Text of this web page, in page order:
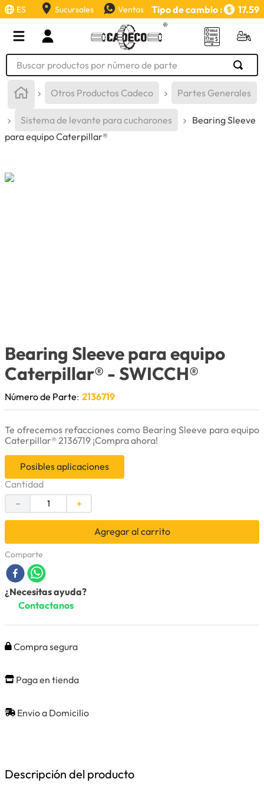
ES Sucursales Ventas Tipo de cambio : 17.59
Buscar productos por número de parte
Otros Productos Cadeco Partes Generales
Sistema de levante para cucharones
Bearing Sleeve
para equipo Caterpillar®
Bearing Sleeve para equipo
Caterpillar® - SWICCH®
Número de Parte: 2136719
Te ofrecemos refacciones como Bearing Sleeve para equipo
Caterpillar® 2136719 ¡Compra ahora!
Posibles aplicaciones
Cantidad
＋
－
Agregar al carrito
Comparte
¿Necesitas ayuda?
Contactanos
Compra segura
Paga en tienda
Envio a Domicilio
Descripción del producto
TÉRMINOS MÁS BUSCADOS
2.
aceite